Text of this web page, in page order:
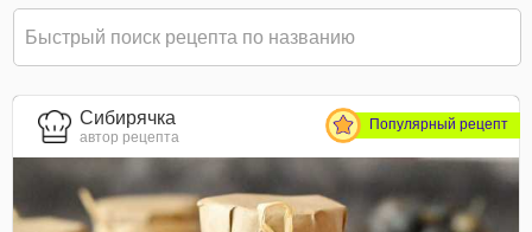
Сибирячка
автор рецепта
Популярный рецепт